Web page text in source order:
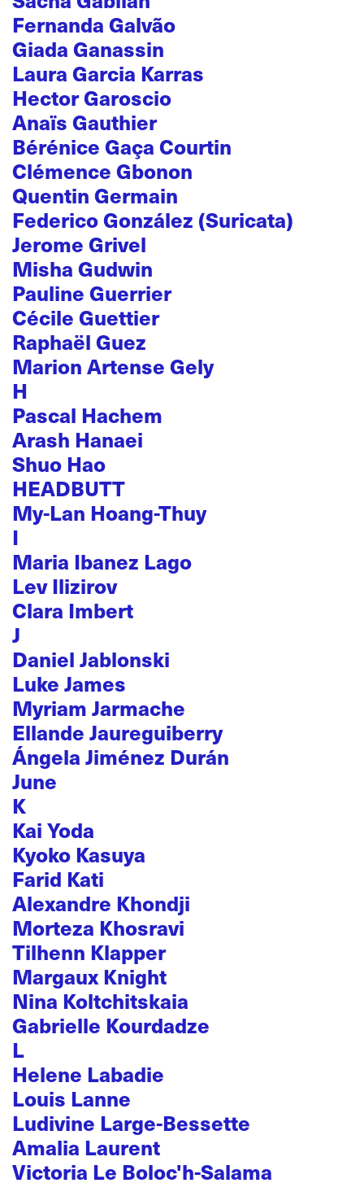
Fernanda Galvão
Giada Ganassin
Laura Garcia Karras
Hector Garoscio
Anaïs Gauthier
Bérénice Gaça Courtin
Clémence Gbonon
Quentin Germain
Federico González (Suricata)
Jerome Grivel
Misha Gudwin
Pauline Guerrier
Cécile Guettier
Raphaël Guez
Marion Artense Gely
H
Pascal Hachem
Arash Hanaei
Shuo Hao
HEADBUTT
My-Lan Hoang-Thuy
I
Maria Ibanez Lago
Lev Ilizirov
Clara Imbert
J
Daniel Jablonski
Luke James
Myriam Jarmache
Ellande Jaureguiberry
Ángela Jiménez Durán
June
K
Kai Yoda
Kyoko Kasuya
Farid Kati
Alexandre Khondji
Morteza Khosravi
Tilhenn Klapper
Margaux Knight
Nina Koltchitskaia
Gabrielle Kourdadze
L
Helene Labadie
Louis Lanne
Ludivine Large-Bessette
Amalia Laurent
Victoria Le Boloc'h-Salama